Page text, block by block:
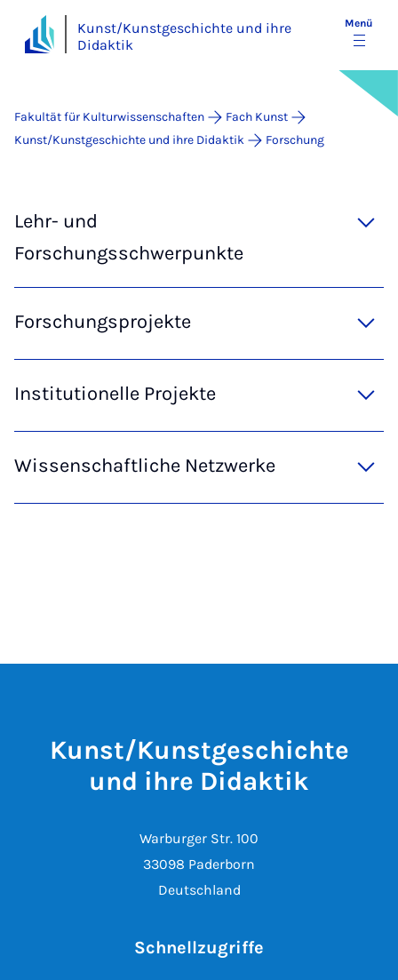
Kunst/Kunstgeschichte und ihre
Didaktik
Menü
Fakultät für Kulturwissenschaften
Fach Kunst
Kunst/Kunstgeschichte und ihre Didaktik
Forschung
Lehr- und
Forschungsschwerpunkte
Forschungsprojekte
Institutionelle Projekte
Wissenschaftliche Netzwerke
Kunst/Kunstgeschichte
und ihre Didaktik
Warburger Str. 100
33098 Paderborn
Deutschland
Schnellzugriffe